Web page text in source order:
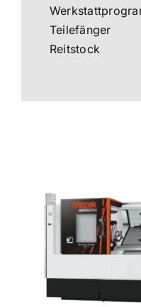
Teilefänger
Reitstock